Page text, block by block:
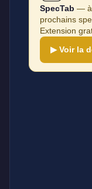
SpecTab — à
prochains
Extension
▶ Voir la